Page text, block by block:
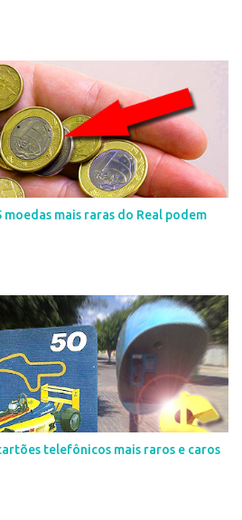
moedas mais raras do Real podem
telefônicos mais raros e caros